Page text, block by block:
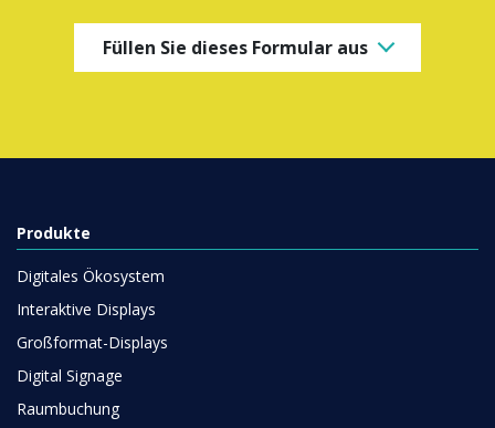
Füllen Sie dieses Formular aus
Produkte
Digitales Ökosystem
Interaktive Displays
Großformat-Displays
Digital Signage
Raumbuchung